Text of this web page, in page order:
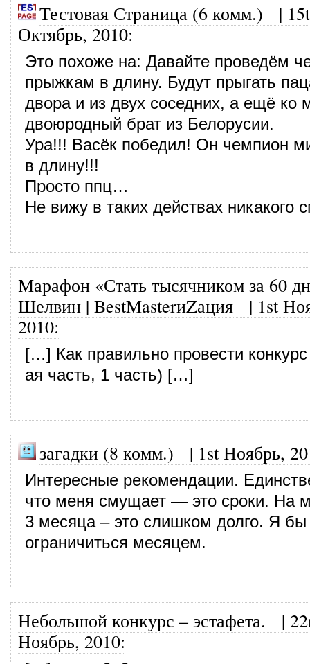
Тестовая Страница (6 комм.) |
Октябрь, 2010:
Это похоже на: Давайте проведём
прыжкам в длину. Будут прыгать
двора и из двух соседних, а ещё ко
двоюродный брат из Белорусии.
Ура!!! Васёк победил! Он чемпион
в длину!!!
Просто ппц…
Не вижу в таких действах никакого
Марафон «Стать тысячником за 60
Шелвин | BestMasterиZация|1st
2010:
[…] Как правильно провести
ая часть, 1 часть) […]
загадки (8 комм.) | 1st Ноябрь,
Интересные рекомендации.
что меня смущает — это сроки. На
3 месяца – это слишком долго. Я
ограничиться месяцем.
Небольшой конкурс – эстафета. |
Ноябрь, 2010: